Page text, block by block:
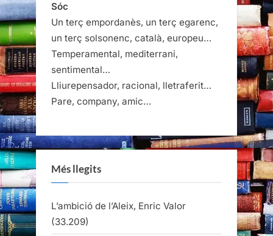
Sóc
Un terç empordanès, un terç egarenc,
un terç solsonenc, català, europeu…
Temperamental, mediterrani,
sentimental…
Lliurepensador, racional, lletraferit…
Pare, company, amic…
Més llegits
L’ambició de l’Aleix, Enric Valor
(33.209)